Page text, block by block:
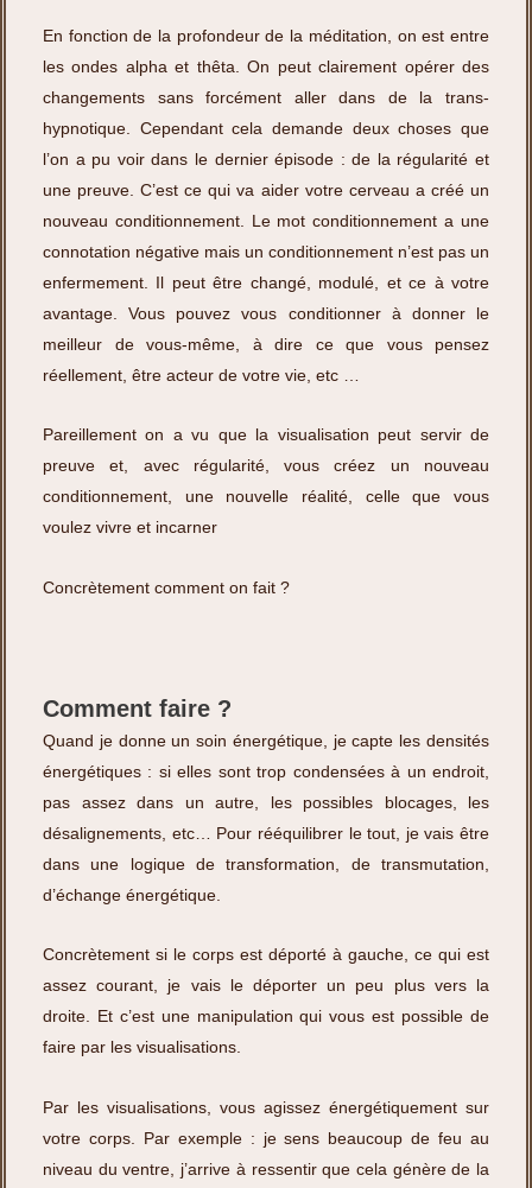
En fonction de la profondeur de la méditation, on est entre
les ondes alpha et thêta. On peut clairement opérer des
changements sans forcément aller dans de la trans-
hypnotique. Cependant cela demande deux choses que
l’on a pu voir dans le dernier épisode : de la régularité et
une preuve. C’est ce qui va aider votre cerveau a créé un
nouveau conditionnement. Le mot conditionnement a une
connotation négative mais un conditionnement n’est pas un
enfermement. Il peut être changé, modulé, et ce à votre
avantage. Vous pouvez vous conditionner à donner le
meilleur de vous-même, à dire ce que vous pensez
réellement, être acteur de votre vie, etc …
Pareillement on a vu que la visualisation peut servir de
preuve et, avec régularité, vous créez un nouveau
conditionnement, une nouvelle réalité, celle que vous
voulez vivre et incarner
Concrètement comment on fait ?
Comment faire ?
Quand je donne un soin énergétique, je capte les densités
énergétiques : si elles sont trop condensées à un endroit,
pas assez dans un autre, les possibles blocages, les
désalignements, etc… Pour rééquilibrer le tout, je vais être
dans une logique de transformation, de transmutation,
d’échange énergétique.
Concrètement si le corps est déporté à gauche, ce qui est
assez courant, je vais le déporter un peu plus vers la
droite. Et c’est une manipulation qui vous est possible de
faire par les visualisations.
Par les visualisations, vous agissez énergétiquement sur
votre corps. Par exemple : je sens beaucoup de feu au
niveau du ventre, j’arrive à ressentir que cela génère de la